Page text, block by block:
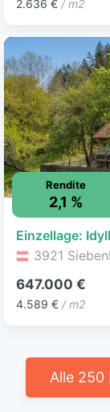
2.636 € / m2
Rendite
2,1 %
3921
647.000 €
4.589 € / m2
Alle 250